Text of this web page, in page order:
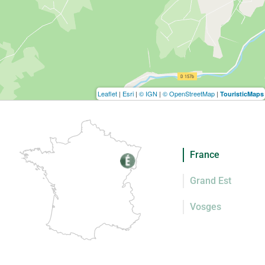
Leaflet | Esri | © IGN | © OpenStreetMap | TouristicMaps
France
Grand Est
Vosges